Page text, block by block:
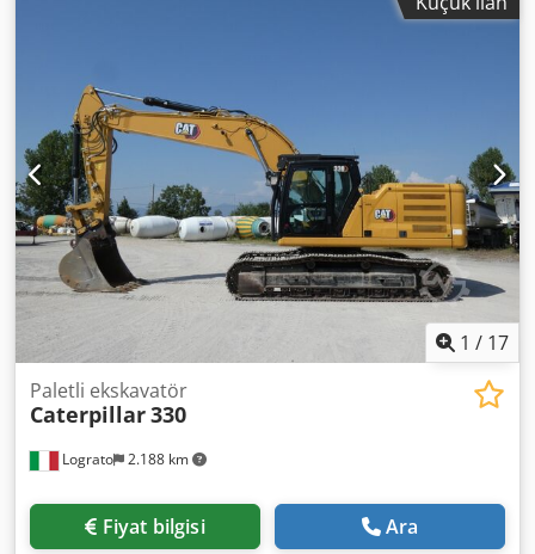
1 / 17
Lograto 2.188 km
Paletli ekskavatör
Caterpillar330
Fiyat bilgisi Ara